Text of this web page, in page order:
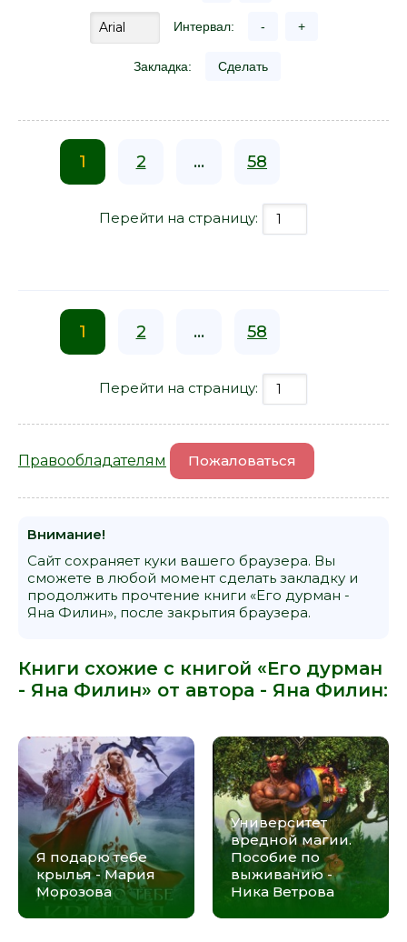
Интервал: - +
Закладка: Сделать
1 2 ... 58
Перейти на страницу:
1 2 ... 58
Перейти на страницу:
Правообладателям Пожаловаться
Внимание!
Сайт сохраняет куки вашего браузера. Вы
сможете в любой момент сделать закладку и
продолжить прочтение книги «Его дурман -
Яна Филин», после закрытия браузера.
Книги схожие с книгой «Его дурман
- Яна Филин» от автора - Яна Филин:
Я подарю тебе
крылья - Мария
Морозова
Университет
вредной магии.
Пособие по
выживанию -
Ника Ветрова